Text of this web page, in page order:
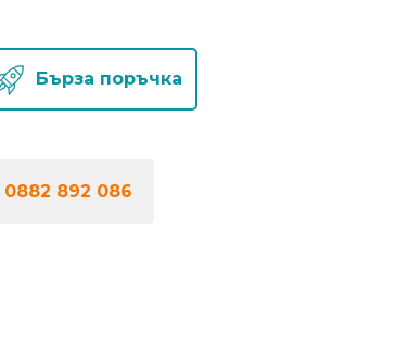
Бърза поръчка
0882 892 086